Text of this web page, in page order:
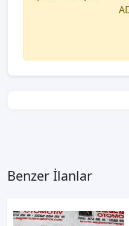
Benzer İlanlar